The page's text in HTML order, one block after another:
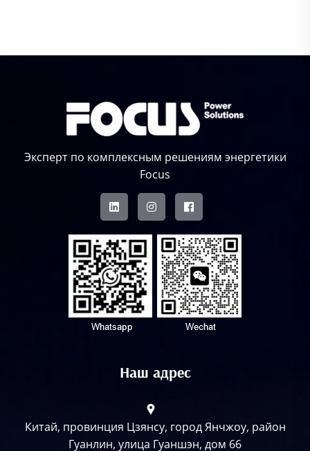
Эксперт по комплексным решениям энергетики
Focus
Наш адрес
Китай, провинция Цзянсу, город Янчжоу, район
Гуанлин, улица Гуаншэн, дом 66